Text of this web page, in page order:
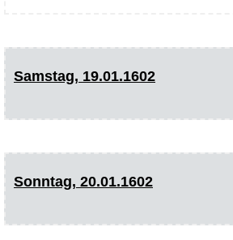
Samstag, 19.01.1602
Sonntag, 20.01.1602